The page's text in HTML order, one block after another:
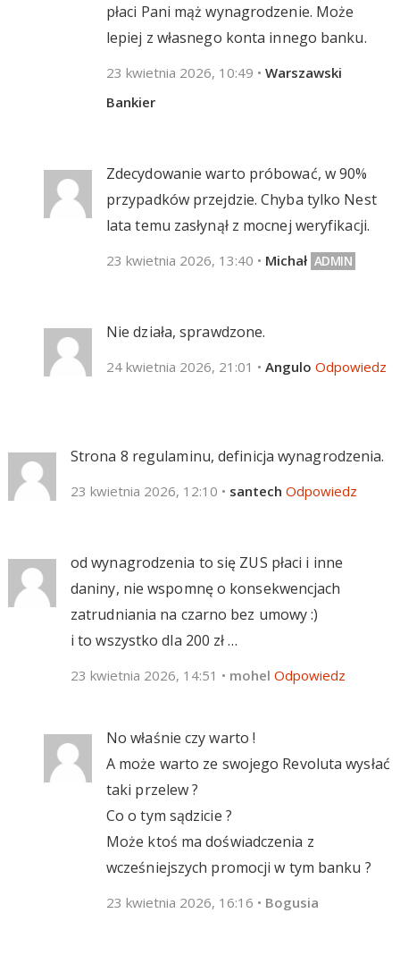
płaci Pani mąż wynagrodzenie. Może
lepiej z własnego konta innego banku.
23 kwietnia 2026, 10:49 • Warszawski
Bankier
Zdecydowanie warto próbować, w 90%
przypadków przejdzie. Chyba tylko Nest
lata temu zasłynął z mocnej weryfikacji.
23 kwietnia 2026, 13:40 • Michał
Nie działa, sprawdzone.
24 kwietnia 2026, 21:01 • Angulo Odpowiedz
Strona 8 regulaminu, definicja wynagrodzenia.
23 kwietnia 2026, 12:10 • santech Odpowiedz
od wynagrodzenia to się ZUS płaci i inne
daniny, nie wspomnę o konsekwencjach
zatrudniania na czarno bez umowy :)
i to wszystko dla 200 zł …
23 kwietnia 2026, 14:51 • mohel Odpowiedz
No właśnie czy warto !
A może warto ze swojego Revoluta wysłać
taki przelew ?
Co o tym sądzicie ?
Może ktoś ma doświadczenia z
wcześniejszych promocji w tym banku ?
23 kwietnia 2026, 16:16 • Bogusia